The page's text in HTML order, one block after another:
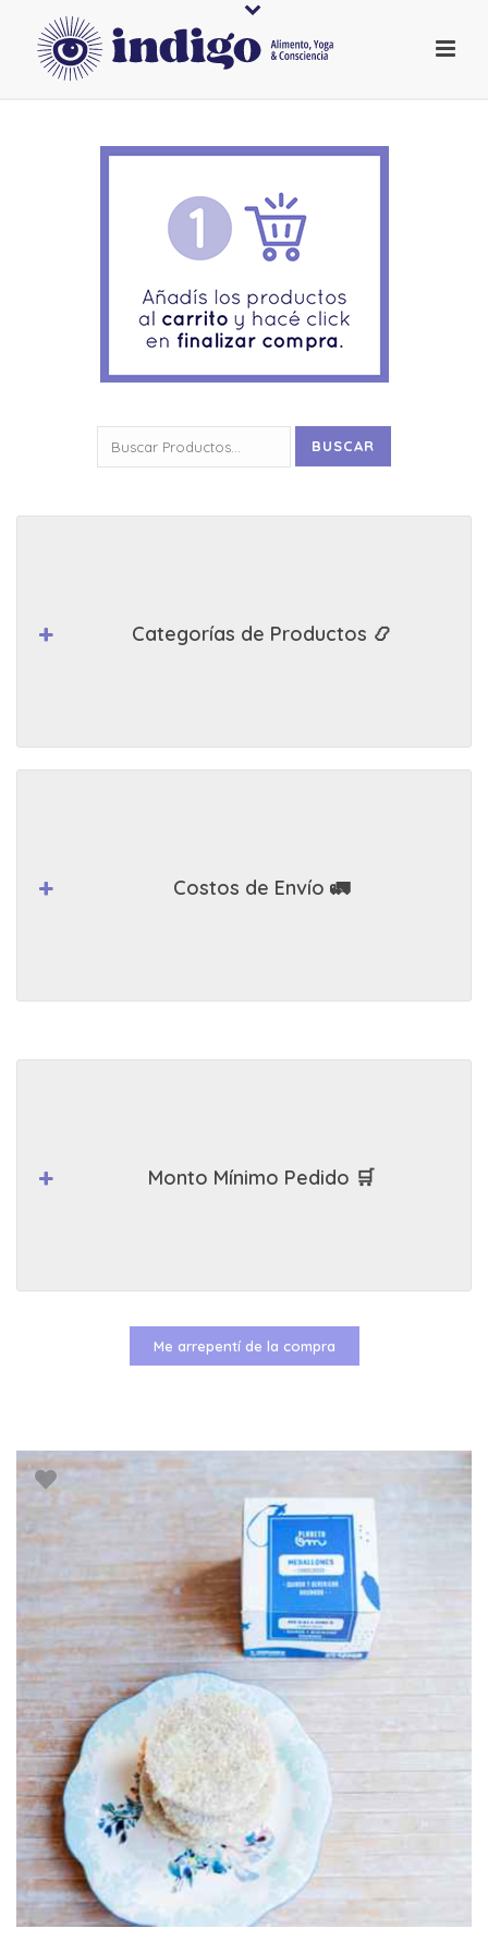
por:
BUSCAR
Categorías de Productos 📿
Costos de Envío 🚛
Monto Mínimo Pedido 🛒
Me arrepentí de la compra